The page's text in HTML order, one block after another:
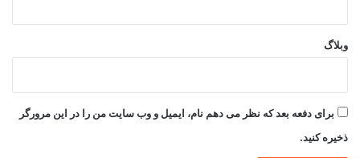
وبلاگ
برای دفعه بعد که نظر می دهم نام، ایمیل و وب سایت من را در این مرورگر
ذخیره کنید.